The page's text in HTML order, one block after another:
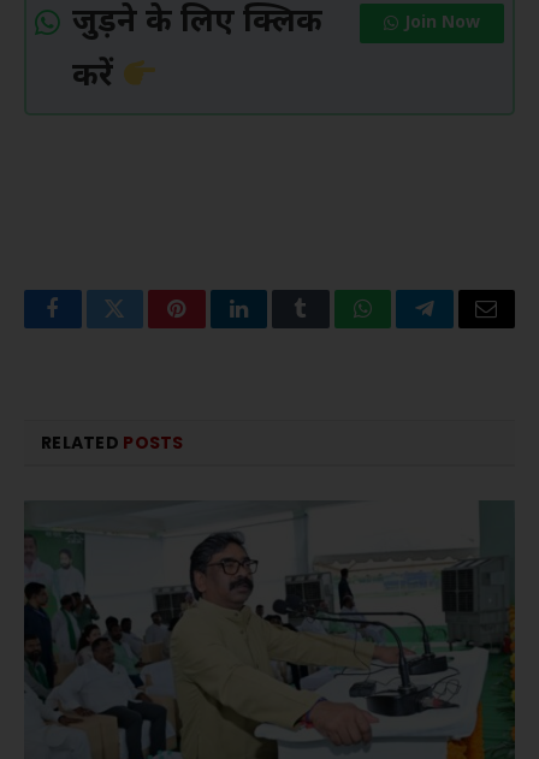
जुड़ने के लिए क्लिक
करें
Join Now
FacebookTwitterPinterestLinkedInTumblrWhatsAppTelegramEmail
RELATED POSTS